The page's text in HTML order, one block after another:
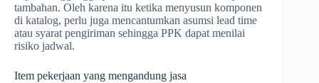
tambahan. Oleh karena itu ketika menyusun komponen
di katalog, perlu juga mencantumkan asumsi lead time
atau syarat pengiriman sehingga PPK dapat menilai
risiko jadwal.
Item pekerjaan yang mengandung jasa